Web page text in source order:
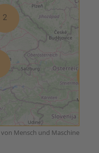
von Mensch und Maschine